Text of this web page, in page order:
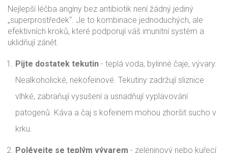
Nejlepší léčba angíny bez antibiotik není žádný jediný
„superprostředek“. Je to kombinace jednoduchých, ale
efektivních kroků, které podporují váš imunitní systém a
uklidňují zánět.
Pijte dostatek tekutin - teplá voda, bylinné čaje, vývary.
Nealkoholické, nekofeinové. Tekutiny zadržují sliznice
vlhké, zabraňují vysušení a usnadňují vyplavování
patogenů. Káva a čaj s kofeinem mohou zhoršit sucho v
krku.
Polévejte se teplým vývarem - zeleninový nebo kuřecí